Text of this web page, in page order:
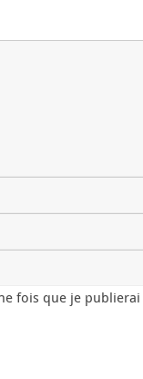
fois que je